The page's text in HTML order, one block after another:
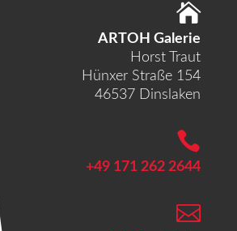

ARTOH Galerie
Horst Traut
Hünxer Straße 154
46537 Dinslaken

+49 171 262 2644
